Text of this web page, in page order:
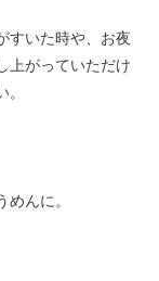
すいた時や、お夜
上がっていただけ
めんに。